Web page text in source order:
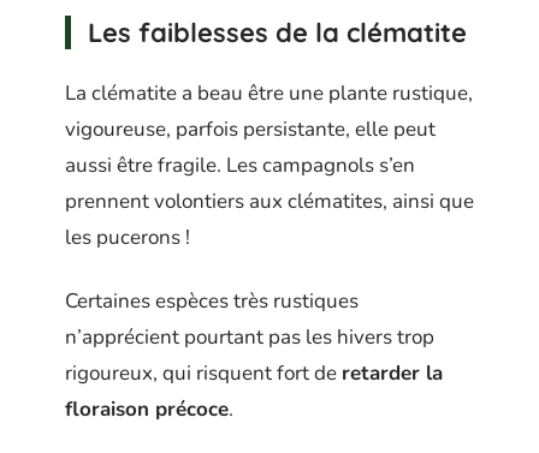
Les faiblesses de la clématite
La clématite a beau être une plante rustique,
vigoureuse, parfois persistante, elle peut
aussi être fragile. Les campagnols s’en
prennent volontiers aux clématites, ainsi que
les pucerons !
Certaines espèces très rustiques
n’apprécient pourtant pas les hivers trop
rigoureux, qui risquent fort de retarder la
floraison précoce.